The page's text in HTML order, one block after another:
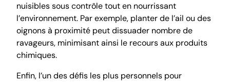
nuisibles sous contrôle tout en nourrissant
l’environnement. Par exemple, planter de l’ail ou des
oignons à proximité peut dissuader nombre de
ravageurs, minimisant ainsi le recours aux produits
chimiques.
Enfin, l’un des défis les plus personnels pour